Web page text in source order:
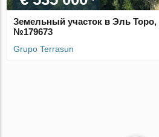
Земельный участок в Эль
№179673
Grupo Terrasun